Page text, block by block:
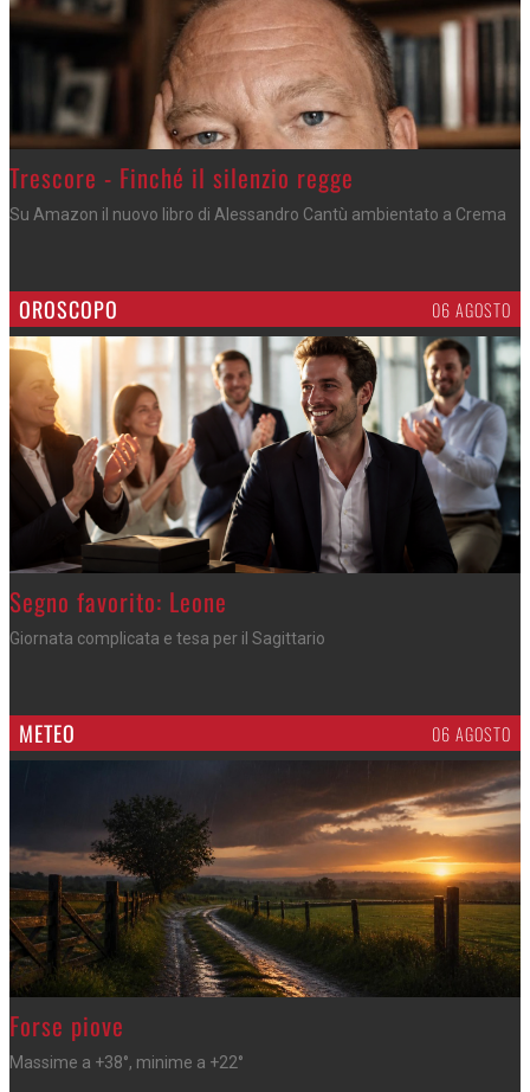
Trescore - Finché il silenzio regge
Su Amazon il nuovo libro di Alessandro Cantù ambientato a Crema
OROSCOPO 06 AGOSTO
>
Segno favorito: Leone
Giornata complicata e tesa per il Sagittario
METEO 06 AGOSTO
>
Forse piove
Massime a +38°, minime a +22°